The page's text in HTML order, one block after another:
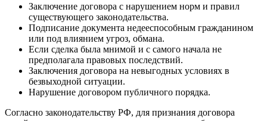
Заключение договора с нарушением норм и правил
существующего законодательства.
Подписание документа недееспособным гражданином
или под влиянием угроз, обмана.
Если сделка была мнимой и с самого начала не
предполагала правовых последствий.
Заключения договора на невыгодных условиях в
безвыходной ситуации.
Нарушение договором публичного порядка.
Согласно законодательству РФ, для признания договора